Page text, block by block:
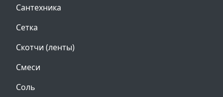
Сантехника
Сетка
Скотчи (ленты)
Смеси
Соль